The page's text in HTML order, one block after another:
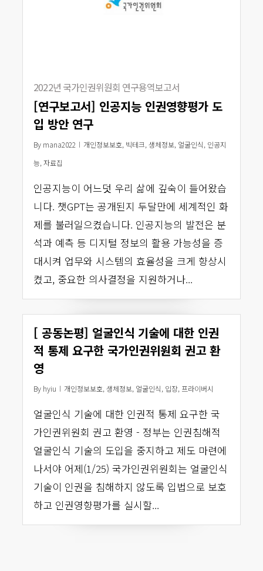
2022년 국가인권위원회 연구용역보고서
[연구보고서] 인공지능 인권영향평가 도
입 방안 연구
By mana2022 개인정보보호, 빅테크,생체정보, 얼굴인식, 인공지
능,자료집
인공지능이 어느덧 우리 삶에 깊숙이 들어왔습
니다. 챗GPT는 공개된지 두달만에 세계적인 화
제를 불러일으켰습니다. 인공지능의 발전은 분
석과 예측 등 디지털 정보의 활용 가능성을 증
대시켜 업무와 시스템의 효율성을 크게 향상시
켰고, 중요한 의사결정을 지원하거나...
[ 공동논평] 얼굴인식 기술에 대한 인권
적 통제 요구한 국가인권위원회 권고 환
영
By hyiu 개인정보보호,생체정보, 얼굴인식, 입장, 프라이버시
얼굴인식 기술에 대한 인권적 통제 요구한 국
가인권위원회 권고 환영 - 정부는 인권침해적
얼굴인식 기술의 도입을 중지하고 제도 마련에
나서야 어제(1/25) 국가인권위원회는 얼굴인식
기술이 인권을 침해하지 않도록 입법으로 보호
하고 인권영향평가를 실시할...